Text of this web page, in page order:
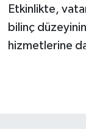
Etkinlikte,
bilinç
hizmetlerine